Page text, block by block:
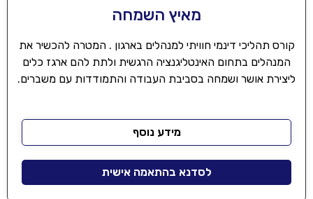
מאיץ השמחה
קורס תהליכי דינמי חוויתי למנהלים בארגון . המטרה להכשיר את
המנהלים בתחום האינטליגנציה הרגשית ולתת להם ארגז כלים
ליצירת אושר ושמחה בסביבת העבודה והתמודדות עם משברים.
מידע נוסף
לסדנא בהתאמה אישית